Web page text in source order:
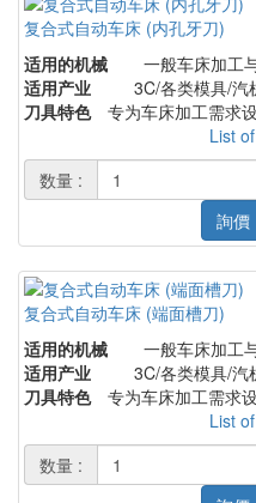
复合式自动车床 (内孔牙刀)
适用的机械
一般车床加工
适用产业
3C/各类模具/汽
刀具特色
专为车床加工需求
List
数量 :
詢價
复合式自动车床 (端面槽刀)
适用的机械
一般车床加工
适用产业
3C/各类模具/汽
刀具特色
专为车床加工需求
List
数量 :